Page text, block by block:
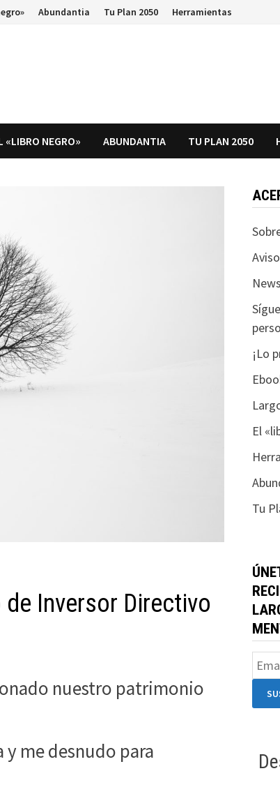
Abundantia Tu Plan 2050 Herramientas
«LIBRO NEGRO» ABUNDANTIA TU PLAN 2050
Inversor Directivo
nuestro patrimonio
me desnudo para
Aviso
¡Lo
El
Tu